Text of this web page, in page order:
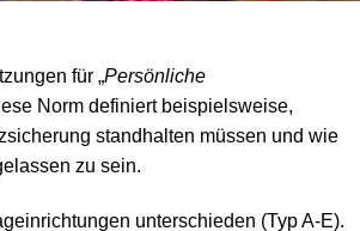
für „Persönliche
Norm definiert beispielsweise,
standhalten müssen und wie
zu sein.
unterschieden (Typ A-E).